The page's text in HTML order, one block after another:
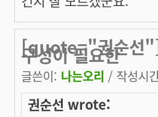
[quote="권순선
구성이 필요한
글쓴이: 나는오리 / 작성시
권순선 wrote: